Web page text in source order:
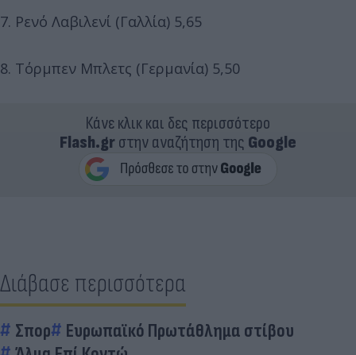
7. Ρενό Λαβιλενί (Γαλλία) 5,65
8. Τόρμπεν Μπλετς (Γερμανία) 5,50
Κάνε κλικ και δες περισσότερο
Flash.grστην αναζήτηση της Google
Διάβασε περισσότερα
Σπορ
Ευρωπαϊκό Πρωτάθλημα στίβου